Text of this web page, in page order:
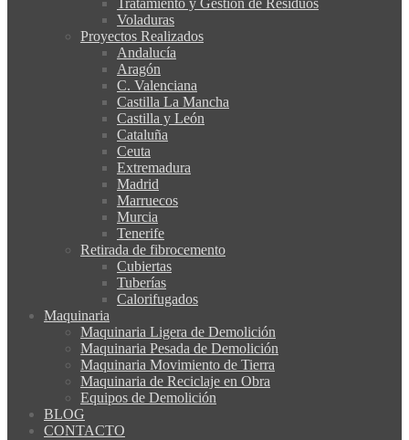
Tratamiento y Gestión de Residuos
Voladuras
Proyectos Realizados
Andalucía
Aragón
C. Valenciana
Castilla La Mancha
Castilla y León
Cataluña
Ceuta
Extremadura
Madrid
Marruecos
Murcia
Tenerife
Retirada de fibrocemento
Cubiertas
Tuberías
Calorifugados
Maquinaria
Maquinaria Ligera de Demolición
Maquinaria Pesada de Demolición
Maquinaria Movimiento de Tierra
Maquinaria de Reciclaje en Obra
Equipos de Demolición
BLOG
CONTACTO